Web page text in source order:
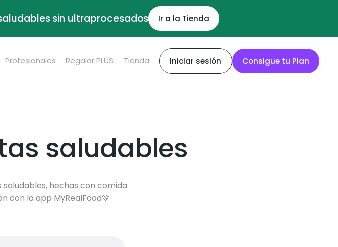
sin ultraprocesados Ir a la Tienda
Profesionales Regalar PLUS Tienda Iniciar sesión Consigue tu Plan
saludables
hechas con comida
con la app MyRealFood💚